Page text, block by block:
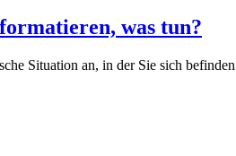
was tun?
Situation an, in der Sie sich